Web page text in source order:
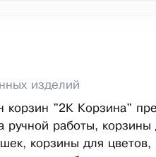
изделий
корзин "2К Корзина"
ручной работы, корзины
корзины для цветов,